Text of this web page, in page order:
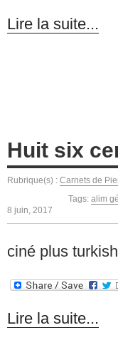
Lire la suite...
Huit six
Rubrique(s) : Carnets de
Tags: alim
8 juin, 2017
ciné plus
Lire la suite...